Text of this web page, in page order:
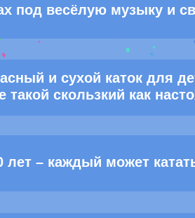
под весёлую музыку и
и сухой каток для
такой скользкий как
лет – каждый может